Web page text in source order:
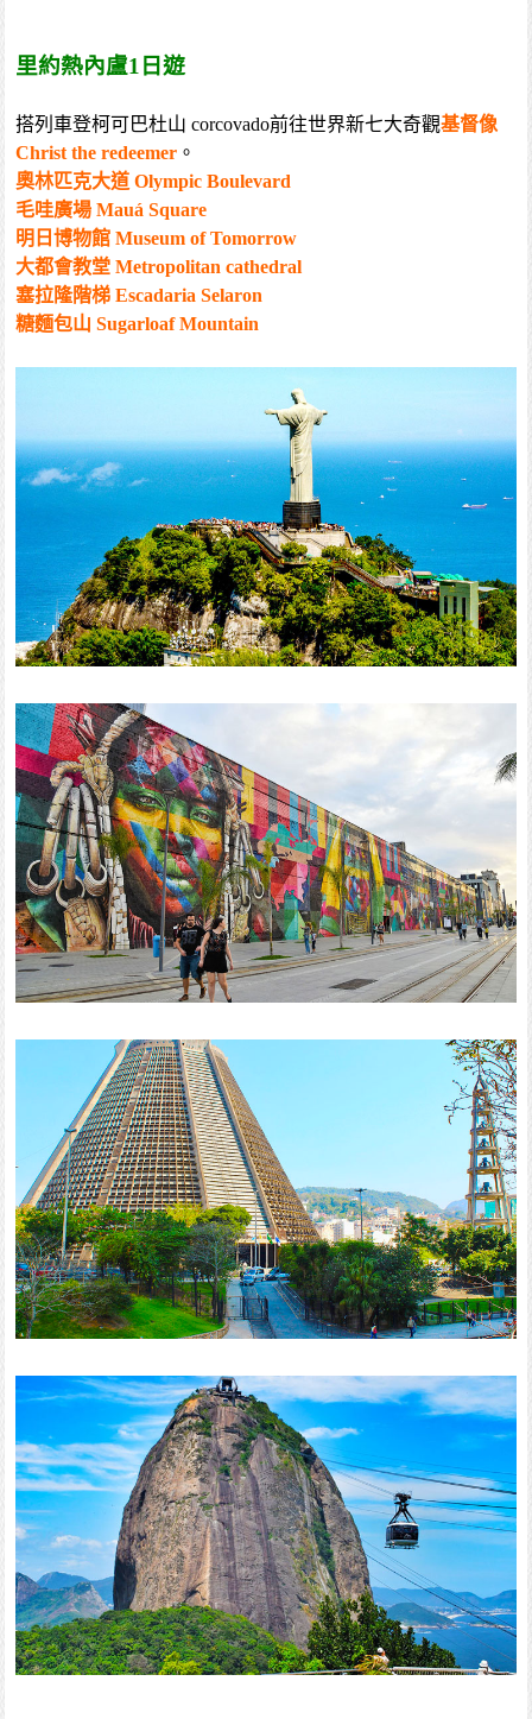
里約熱內盧1日遊
搭列車登柯可巴杜山 corcovado前往世界新七大奇觀基督像
Christ the redeemer 。
奧林匹克大道 Olympic Boulevard
毛哇廣場 Mauá Square
明日博物館 Museum of Tomorrow
大都會教堂 Metropolitan cathedral
塞拉隆階梯 Escadaria Selaron
糖麵包山 Sugarloaf Mountain